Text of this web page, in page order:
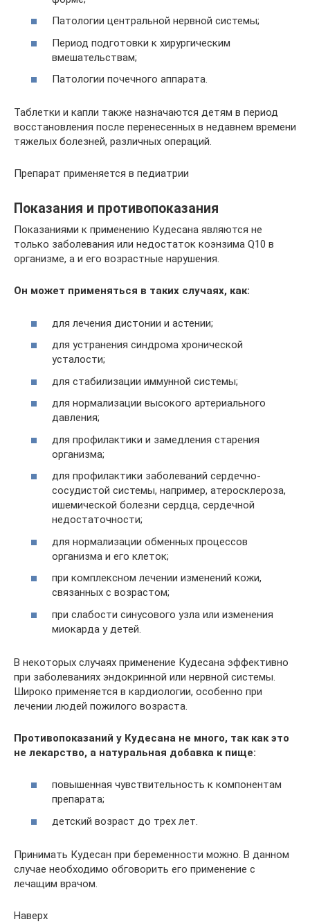
Патологии центральной нервной системы;
Период подготовки к хирургическим
вмешательствам;
Патологии почечного аппарата.
Таблетки и капли также назначаются детям в период
восстановления после перенесенных в недавнем времени
тяжелых болезней, различных операций.
Препарат применяется в педиатрии
Показания и противопоказания
Показаниями к применению Кудесана являются не
только заболевания или недостаток коэнзима Q10 в
организме, а и его возрастные нарушения.
Он может применяться в таких случаях, как:
для лечения дистонии и астении;
для устранения синдрома хронической
усталости;
для стабилизации иммунной системы;
для нормализации высокого артериального
давления;
для профилактики и замедления старения
организма;
для профилактики заболеваний сердечно-
сосудистой системы, например, атеросклероза,
ишемической болезни сердца, сердечной
недостаточности;
для нормализации обменных процессов
организма и его клеток;
при комплексном лечении изменений кожи,
связанных с возрастом;
при слабости синусового узла или изменения
миокарда у детей.
В некоторых случаях применение Кудесана эффективно
при заболеваниях эндокринной или нервной системы.
Широко применяется в кардиологии, особенно при
лечении людей пожилого возраста.
Противопоказаний у Кудесана не много, так как это
не лекарство, а натуральная добавка к пище:
повышенная чувствительность к компонентам
препарата;
детский возраст до трех лет.
Принимать Кудесан при беременности можно. В данном
случае необходимо обговорить его применение с
лечащим врачом.
Наверх